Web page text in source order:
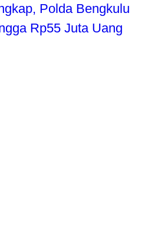
Polda Bengkulu
Rp55 Juta Uang